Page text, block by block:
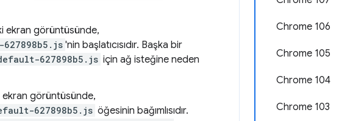
Chrome 106
Chrome 105
Chrome 104
Chrome 103
ekran görüntüsünde,
'nin başlatıcısıdır. Başka bir
627898b5.js için ağ isteğine neden
ekran görüntüsünde,
627898b5.js öğesinin bağımlısıdır.